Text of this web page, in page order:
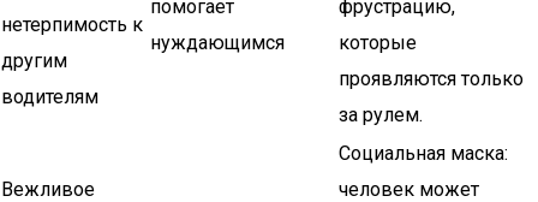
нетерпимость к
другим
водителям
помогает
нуждающимся
фрустрацию,
которые
проявляются только
за рулем.
Вежливое
Социальная маска:
человек может